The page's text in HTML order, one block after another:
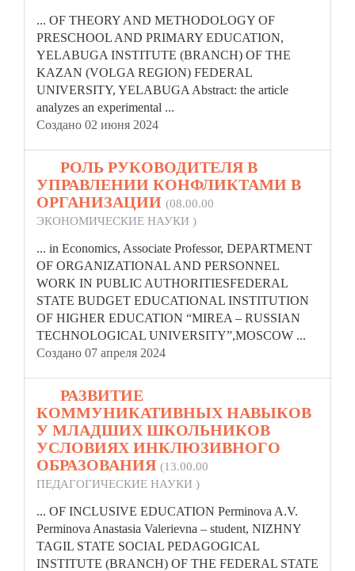
... OF THEORY AND METHODOLOGY OF
PRESCHOOL AND PRIMARY EDUCATION,
YELABUGA INSTITUTE (BRANCH) OF THE
KAZAN (VOLGA REGION) FEDERAL
UNIVERSITY, YELABUGA Abstract: the article
analyzes an experimental ...
Создано 02 июня 2024
РОЛЬ РУКОВОДИТЕЛЯ В
УПРАВЛЕНИИ КОНФЛИКТАМИ В
ОРГАНИЗАЦИИ (08.00.00
ЭКОНОМИЧЕСКИЕ НАУКИ )
... in Economics, Associate Professor, DEPARTMENT
OF ORGANIZATIONAL AND PERSONNEL
WORK IN PUBLIC AUTHORITIESFEDERAL
STATE BUDGET EDUCATIONAL INSTITUTION
OF HIGHER EDUCATION “MIREA – RUSSIAN
TECHNOLOGICAL UNIVERSITY”,MOSCOW ...
Создано 07 апреля 2024
РАЗВИТИЕ
КОММУНИКАТИВНЫХ НАВЫКОВ
У МЛАДШИХ ШКОЛЬНИКОВ
УСЛОВИЯХ ИНКЛЮЗИВНОГО
ОБРАЗОВАНИЯ (13.00.00
ПЕДАГОГИЧЕСКИЕ НАУКИ )
... OF INCLUSIVE EDUCATION Perminova A.V.
Perminova Anastasia Valerievna – student, NIZHNY
TAGIL STATE SOCIAL PEDAGOGICAL
INSTITUTE (BRANCH) OF THE FEDERAL STATE